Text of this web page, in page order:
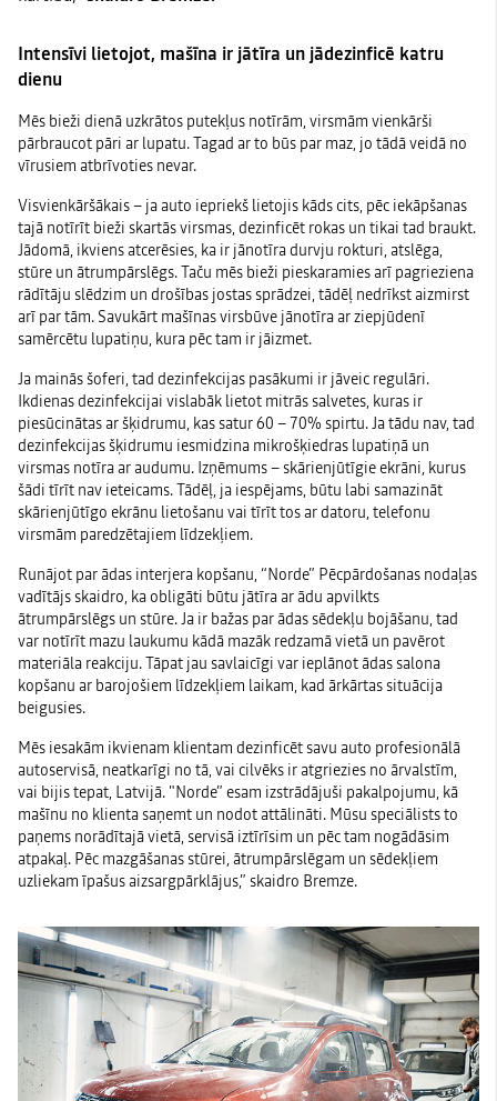
Intensīvi lietojot, mašīna ir jātīra un jādezinficē katru
dienu
Mēs bieži dienā uzkrātos putekļus notīrām, virsmām vienkārši
pārbraucot pāri ar lupatu. Tagad ar to būs par maz, jo tādā veidā no
vīrusiem atbrīvoties nevar.
Visvienkāršākais – ja auto iepriekš lietojis kāds cits, pēc iekāpšanas
tajā notīrīt bieži skartās virsmas, dezinficēt rokas un tikai tad braukt.
Jādomā, ikviens atcerēsies, ka ir jānotīra durvju rokturi, atslēga,
stūre un ātrumpārslēgs. Taču mēs bieži pieskaramies arī pagrieziena
rādītāju slēdzim un drošības jostas sprādzei, tādēļ nedrīkst aizmirst
arī par tām. Savukārt mašīnas virsbūve jānotīra ar ziepjūdenī
samērcētu lupatiņu, kura pēc tam ir jāizmet.
Ja mainās šoferi, tad dezinfekcijas pasākumi ir jāveic regulāri.
Ikdienas dezinfekcijai vislabāk lietot mitrās salvetes, kuras ir
piesūcinātas ar šķidrumu, kas satur 60 – 70% spirtu. Ja tādu nav, tad
dezinfekcijas šķidrumu iesmidzina mikrošķiedras lupatiņā un
virsmas notīra ar audumu. Izņēmums – skārienjūtīgie ekrāni, kurus
šādi tīrīt nav ieteicams. Tādēļ, ja iespējams, būtu labi samazināt
skārienjūtīgo ekrānu lietošanu vai tīrīt tos ar datoru, telefonu
virsmām paredzētajiem līdzekļiem.
Runājot par ādas interjera kopšanu, “Norde” Pēcpārdošanas nodaļas
vadītājs skaidro, ka obligāti būtu jātīra ar ādu apvilkts
ātrumpārslēgs un stūre. Ja ir bažas par ādas sēdekļu bojāšanu, tad
var notīrīt mazu laukumu kādā mazāk redzamā vietā un pavērot
materiāla reakciju. Tāpat jau savlaicīgi var ieplānot ādas salona
kopšanu ar barojošiem līdzekļiem laikam, kad ārkārtas situācija
beigusies.
Mēs iesakām ikvienam klientam dezinficēt savu auto profesionālā
autoservisā, neatkarīgi no tā, vai cilvēks ir atgriezies no ārvalstīm,
vai bijis tepat, Latvijā. "Norde” esam izstrādājuši pakalpojumu, kā
mašīnu no klienta saņemt un nodot attālināti. Mūsu speciālists to
paņems norādītajā vietā, servisā iztīrīsim un pēc tam nogādāsim
atpakaļ. Pēc mazgāšanas stūrei, ātrumpārslēgam un sēdekļiem
uzliekam īpašus aizsargpārklājus,” skaidro Bremze.